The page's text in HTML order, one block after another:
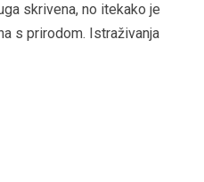
skrivena, no itekako je
s prirodom. Istraživanja